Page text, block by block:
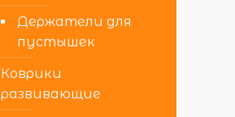
Держатели для
пустышек
Коврики
развивающие